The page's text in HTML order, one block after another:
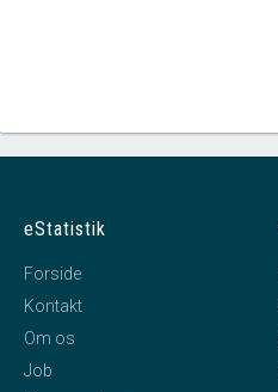
eStatistik
Forside
Kontakt
Om os
Job